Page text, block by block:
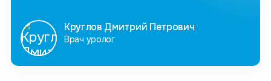
Круглов Дмитрий Петрович
Врач уролог